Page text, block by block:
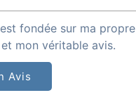
fondée sur ma propre
mon véritable avis.
Avis